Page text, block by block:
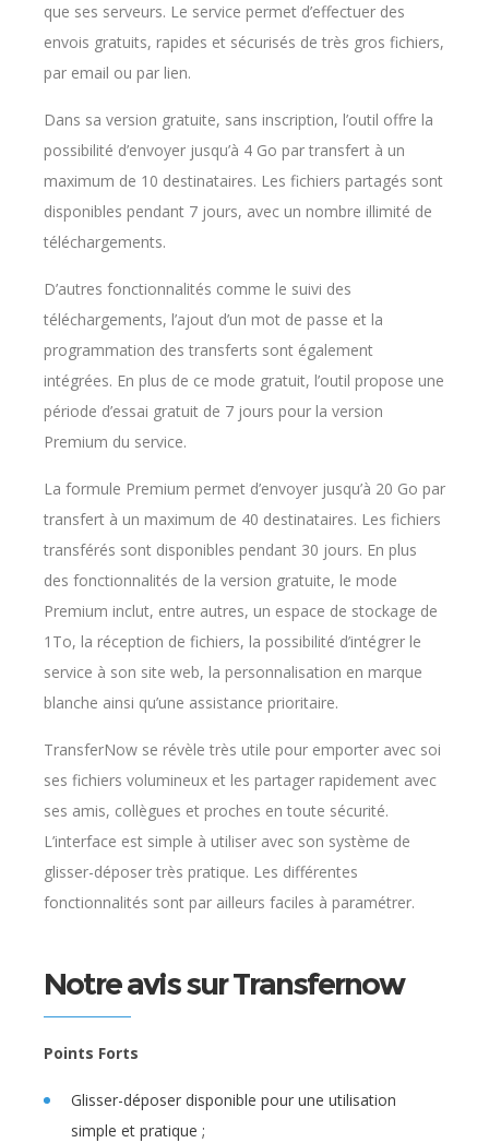
que ses serveurs. Le service permet d’effectuer des
envois gratuits, rapides et sécurisés de très gros fichiers,
par email ou par lien.
Dans sa version gratuite, sans inscription, l’outil offre la
possibilité d’envoyer jusqu’à 4 Go par transfert à un
maximum de 10 destinataires. Les fichiers partagés sont
disponibles pendant 7 jours, avec un nombre illimité de
téléchargements.
D’autres fonctionnalités comme le suivi des
téléchargements, l’ajout d’un mot de passe et la
programmation des transferts sont également
intégrées. En plus de ce mode gratuit, l’outil propose une
période d’essai gratuit de 7 jours pour la version
Premium du service.
La formule Premium permet d’envoyer jusqu’à 20 Go par
transfert à un maximum de 40 destinataires. Les fichiers
transférés sont disponibles pendant 30 jours. En plus
des fonctionnalités de la version gratuite, le mode
Premium inclut, entre autres, un espace de stockage de
1To, la réception de fichiers, la possibilité d’intégrer le
service à son site web, la personnalisation en marque
blanche ainsi qu’une assistance prioritaire.
TransferNow se révèle très utile pour emporter avec soi
ses fichiers volumineux et les partager rapidement avec
ses amis, collègues et proches en toute sécurité.
L’interface est simple à utiliser avec son système de
glisser-déposer très pratique. Les différentes
fonctionnalités sont par ailleurs faciles à paramétrer.
Notre avis sur Transfernow
Points Forts
Glisser-déposer disponible pour une utilisation
simple et pratique ;